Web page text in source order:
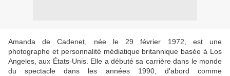
Amanda de Cadenet, née le 29 février 1972, est une
photographe et personnalité médiatique britannique basée à Los
Angeles, aux États-Unis. Elle a débuté sa carrière dans le monde
du spectacle dans les années 1990, d'abord comme